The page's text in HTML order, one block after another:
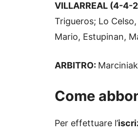
VILLARREAL (4-4-
Trigueros; Lo
Mario, Estupinan,
ARBITRO:
Come
Per effettuare l’